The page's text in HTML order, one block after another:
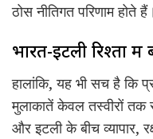
ठोस नीतिगत परिणाम होते हैं।
भारत-इटली रिश्तों
हालांकि, यह भी सच है कि
मुलाकातें केवल तस्वीरों तक
और इटली के बीच व्यापार,